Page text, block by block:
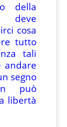
della
cosa
tutto
tali
andare
segno
può
libertà